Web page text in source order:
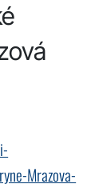
Mrazova-